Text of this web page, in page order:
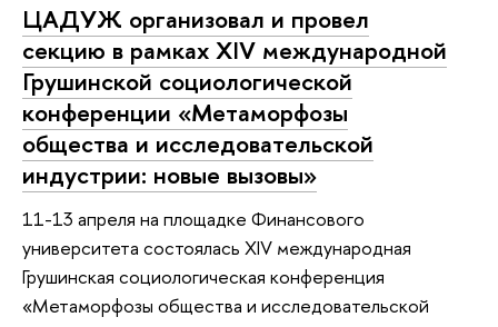
ЦАДУЖ организовал и провел
секцию в рамках XIV международной
Грушинской социологической
конференции «Метаморфозы
общества и исследовательской
индустрии: новые вызовы»
11-13 апреля на площадке Финансового
университета состоялась XIV международная
Грушинская социологическая конференция
«Метаморфозы общества и исследовательской